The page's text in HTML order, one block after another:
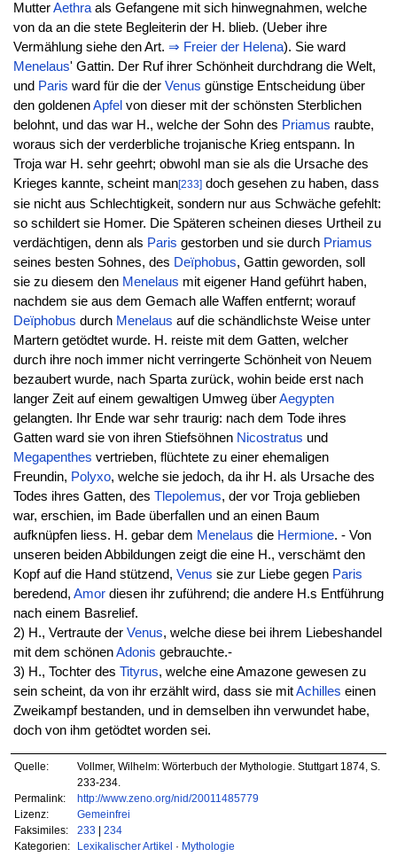
MutterAethraals Gefangene mit sich hinwegnahmen, welche
von da an die stete Begleiterin der H. blieb. (Ueber ihre
Vermählung siehe den Art. ⇒ Freier der Helena). Sie ward
Menelaus' Gattin. Der Ruf ihrer Schönheit durchdrang die Welt,
und Paris ward für die der Venus günstige Entscheidung über
den goldenenApfel von dieser mit der schönsten Sterblichen
belohnt, und das war H., welche der Sohn des Priamus raubte,
woraus sich der verderbliche trojanische Krieg entspann. In
Troja war H. sehr geehrt; obwohl man sie als die Ursache des
Krieges kannte, scheint man[233]doch gesehen zu haben, dass
sie nicht aus Schlechtigkeit, sondern nur aus Schwäche gefehlt:
so schildert sie Homer. Die Späteren scheinen dieses Urtheil zu
verdächtigen, denn als Paris gestorben und sie durch Priamus
seines besten Sohnes, des Deïphobus, Gattin geworden, soll
sie zu diesem den Menelaus mit eigener Hand geführt haben,
nachdem sie aus dem Gemach alle Waffen entfernt; worauf
Deïphobus durch Menelaus auf die schändlichste Weise unter
Martern getödtet wurde. H. reiste mit dem Gatten, welcher
durch ihre noch immer nicht verringerte Schönheit von Neuem
bezaubert wurde, nach Sparta zurück, wohin beide erst nach
langer Zeit auf einem gewaltigen Umweg überAegypten
gelangten. Ihr Ende war sehr traurig: nach dem Tode ihres
Gatten ward sie von ihren Stiefsöhnen Nicostratus und
Megapenthes vertrieben, flüchtete zu einer ehemaligen
Freundin, Polyxo, welche sie jedoch, da ihr H. als Ursache des
Todes ihres Gatten, des Tlepolemus, der vor Troja geblieben
war, erschien, im Bade überfallen und an einen Baum
aufknüpfen liess. H. gebar dem Menelaus die Hermione. - Von
unseren beiden Abbildungen zeigt die eine H., verschämt den
Kopf auf die Hand stützend, Venus sie zur Liebe gegen Paris
beredend, Amordiesen ihr zuführend; die andere H.s Entführung
nach einem Basrelief.
2) H., Vertraute der Venus, welche diese bei ihrem Liebeshandel
mit dem schönenAdonis gebrauchte.-
3) H., Tochter des Tityrus, welche eine Amazone gewesen zu
sein scheint, da von ihr erzählt wird, dass sie mitAchilles einen
Zweikampf bestanden, und in demselben ihn verwundet habe,
doch von ihm getödtet worden sei.
Quelle:
Vollmer, Wilhelm: Wörterbuch der Mythologie. Stuttgart 1874, S.
233-234.
Permalink:
http://www.zeno.org/nid/20011485779
Lizenz:
Gemeinfrei
Faksimiles:
233 | 234
Kategorien:
Lexikalischer Artikel · Mythologie